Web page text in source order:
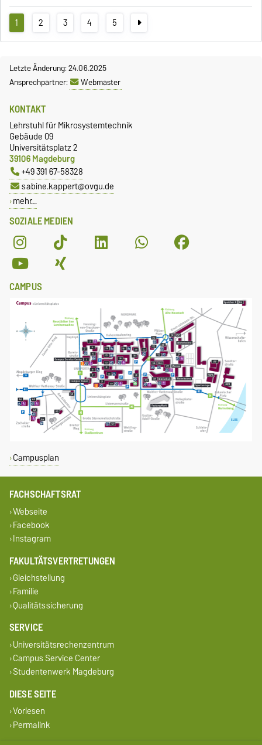
1 2 3 4 5
Letzte Änderung: 24.06.2025
Ansprechpartner:
Webmaster
SOZIALE MEDIEN
KONTAKT
Lehrstuhl für Mikrosystemtechnik
Gebäude 09
Universitätsplatz 2
39106 Magdeburg
+49 391 67-58328
sabine.kappert@ovgu.de
mehr…
CAMPUS
Campusplan
FACHSCHAFTSRAT
Webseite
Facebook
Instagram
FAKULTÄTSVERTRETUNGEN
Gleichstellung
Familie
Qualitätssicherung
SERVICE
Universitätsrechenzentrum
Campus Service Center
Studentenwerk Magdeburg
DIESE SEITE
Vorlesen
Permalink